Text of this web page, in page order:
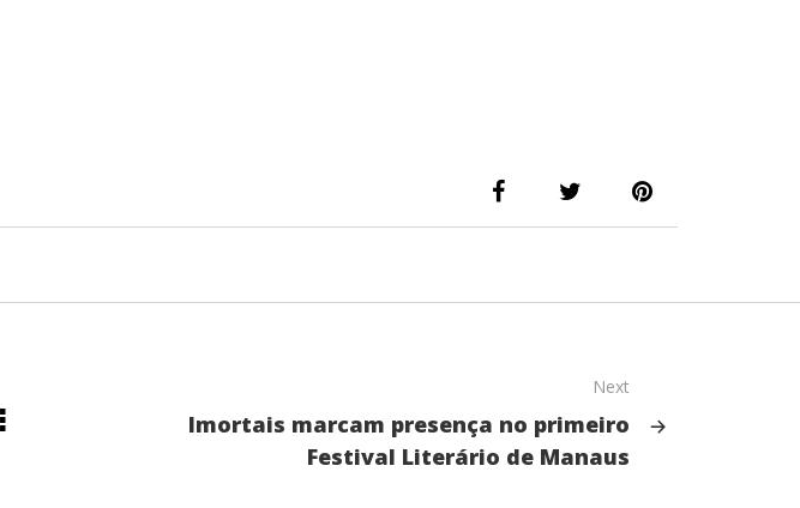
Next
Imortais marcam presença no primeiro
Festival Literário de Manaus